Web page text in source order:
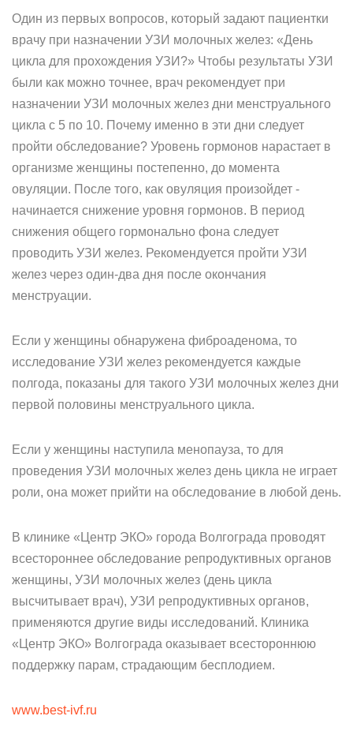
Один из первых вопросов, который задают пациентки
врачу при назначении УЗИ молочных желез: «День
цикла для прохождения УЗИ?» Чтобы результаты УЗИ
были как можно точнее, врач рекомендует при
назначении УЗИ молочных желез дни менструального
цикла с 5 по 10. Почему именно в эти дни следует
пройти обследование? Уровень гормонов нарастает в
организме женщины постепенно, до момента
овуляции. После того, как овуляция произойдет -
начинается снижение уровня гормонов. В период
снижения общего гормонально фона следует
проводить УЗИ желез. Рекомендуется пройти УЗИ
желез через один-два дня после окончания
менструации.
Если у женщины обнаружена фиброаденома, то
исследование УЗИ желез рекомендуется каждые
полгода, показаны для такого УЗИ молочных желез дни
первой половины менструального цикла.
Если у женщины наступила менопауза, то для
проведения УЗИ молочных желез день цикла не играет
роли, она может прийти на обследование в любой день.
В клинике «Центр ЭКО» города Волгограда проводят
всестороннее обследование репродуктивных органов
женщины, УЗИ молочных желез (день цикла
высчитывает врач), УЗИ репродуктивных органов,
применяются другие виды исследований. Клиника
«Центр ЭКО» Волгограда оказывает всестороннюю
поддержку парам, страдающим бесплодием.
www.best-ivf.ru